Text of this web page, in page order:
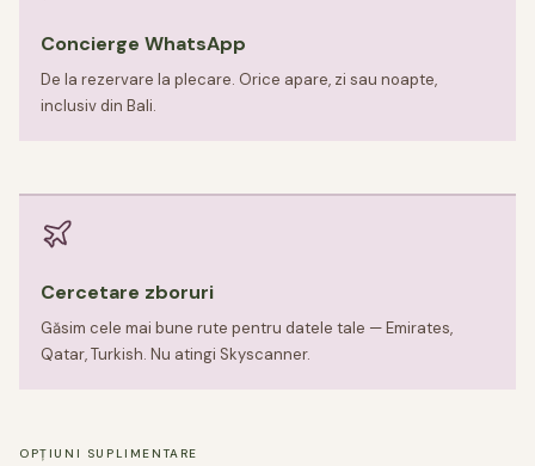
Concierge WhatsApp
De la rezervare la plecare. Orice apare, zi sau noapte,
inclusiv din Bali.
Cercetare zboruri
Găsim cele mai bune rute pentru datele tale — Emirates,
Qatar, Turkish. Nu atingi Skyscanner.
OPȚIUNI SUPLIMENTARE